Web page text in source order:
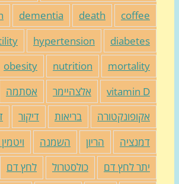
death
dementia
hypertension
infertility
nutrition
obesity
vitamin
אלצהיימר
אסתמה
בריאות דיקור
דכאון
הריון השמנה ויטמין D
לחץ דם
כולסטרול לחץ דם